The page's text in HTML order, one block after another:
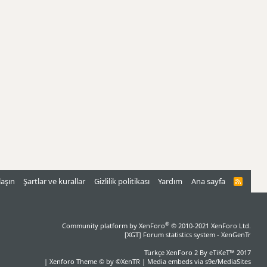
Şartlar ve kurallar Gizlilik politikası Yardım Ana sayfa
R
Community platform by XenForo® © 2010-2021 XenForo Ltd.
[XGT] Forum statistics system - XenGenTr
Türkçe XenForo 2 By eTiKeT™ 2017
| Xenforo Theme © by ©XenTR | Media embeds via s9e/MediaSites